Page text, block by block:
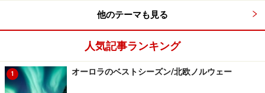
他のテーマも見る
人気記事ランキング
1 オーロラのベストシーズン/北欧ノルウェー